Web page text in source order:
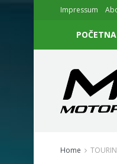
Impressum
POČETNA
Home